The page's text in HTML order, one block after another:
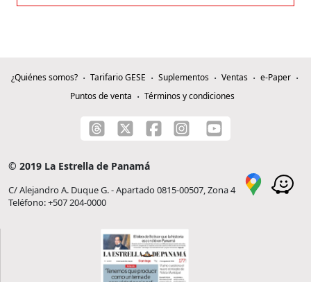
¿Quiénes somos? Tarifario GESE Suplementos Ventas
e-Paper
Puntos de venta
Términos y condiciones
© 2019 La Estrella de Panamá
C/ Alejandro A. Duque G. - Apartado 0815-00507, Zona 4
Teléfono: +507 204-0000